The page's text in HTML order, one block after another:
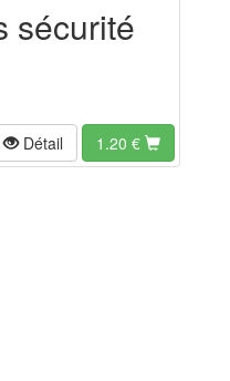
sécurité
Détail 1.20 €